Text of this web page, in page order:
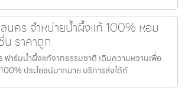
นคร จำหน่ายน้ำผึ้งแท้ 100% หอม
ราคาถูก
าร์มน้ำผึ้งแท้จากธรรมชาติ เติมความหวานเพื่อ
ประโยชน์มากมาย บริการส่งได้ทั